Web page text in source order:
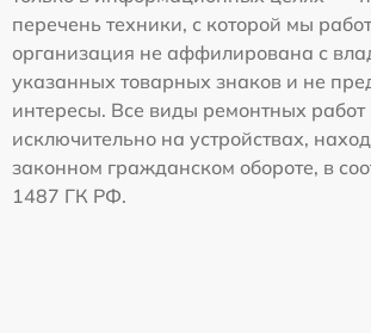
перечень техники, с которой мы
организация не аффилирована с
указанных товарных знаков и не
интересы. Все виды ремонтных
исключительно на устройствах,
законном гражданском обороте, в
1487 ГК РФ.